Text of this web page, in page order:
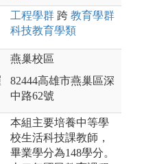
工程學群 跨 教育學群
科技教育學類
燕巢校區
82444高雄市燕巢區深
中路62號
本組主要培養中等學
校生活科技課教師，
畢業學分為148學分。